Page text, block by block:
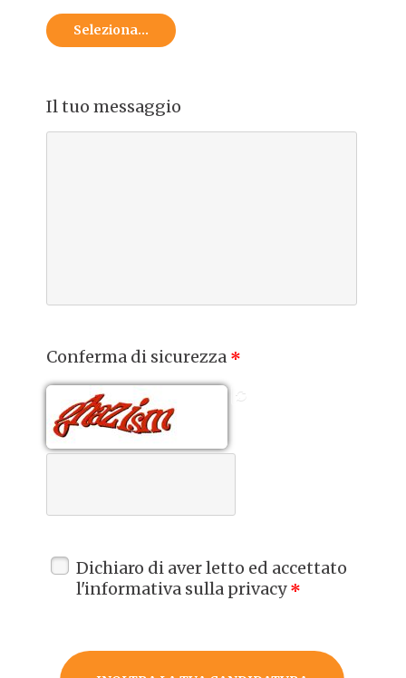
Seleziona...
Il tuo messaggio
Conferma di sicurezza *
Dichiaro di aver letto ed accettato
l'informativa sulla privacy*